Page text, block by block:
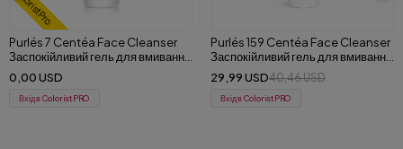
Purlés 159 Centéa Face Cleanser
Заспокійливий гель для вмивання
та зняття макіяжу для чутливої
шкіри 200 ml
29,99 USD
Вхід в ColoristPRO
181 Purlés ExoFusion Intensive
Serum Екзосомний інтенсивний
сироватка зі зміцненням та
відновленням 30 мл
64,28 USD91,23 USD
Вхід в ColoristPRO